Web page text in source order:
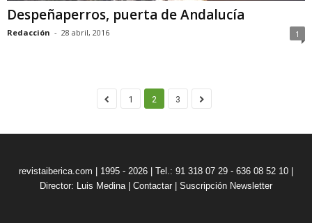
Despeñaperros, puerta de Andalucía
Redacción - 28 abril, 2016 1
1 2 3
revistaiberica.com | 1995 - 2026 | Tel.: 91 318 07 29 - 636 08 52 10 |
Director: Luis Medina| Contactar Suscripción Newsletter